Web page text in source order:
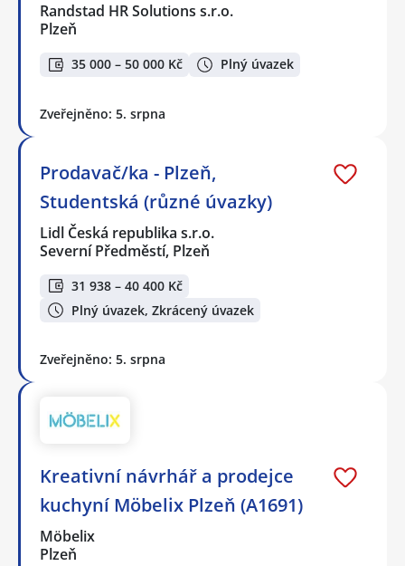
Randstad HR Solutions s.r.o.
Plzeň
35 000 – 50 000 Kč Plný úvazek
Zveřejněno: 5. srpna
Prodavač/ka - Plzeň,
Studentská (různé úvazky)
Lidl Česká republika s.r.o.
Severní Předměstí, Plzeň
31 938 – 40 400 Kč
Plný úvazek, Zkrácený úvazek
Zveřejněno: 5. srpna
Kreativní návrhář a prodejce
kuchyní Möbelix Plzeň (A1691)
Möbelix
Plzeň